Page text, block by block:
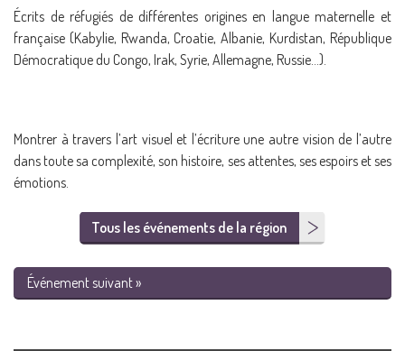
Écrits de réfugiés de différentes origines en langue maternelle et
française (Kabylie, Rwanda, Croatie, Albanie, Kurdistan, République
Démocratique du Congo, Irak, Syrie, Allemagne, Russie…).
Montrer à travers l’art visuel et l’écriture une autre vision de l’autre
dans toute sa complexité, son histoire, ses attentes, ses espoirs et ses
émotions.
Tous les événements de la région
Événement suivant »